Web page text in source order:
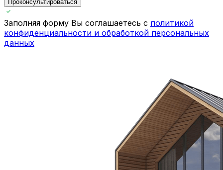
Проконсультироваться
Заполняя форму Вы соглашаетесь с политикой
конфиденциальности и обработкой персональных
данных